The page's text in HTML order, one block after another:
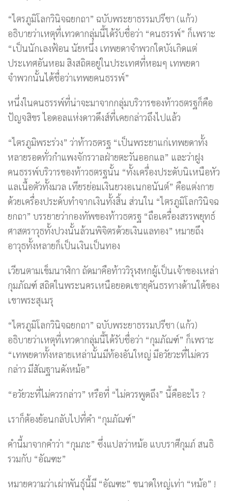
“ไตรภูมิโลกวินิจฉยกถา” ฉบับพระยาธรรมปรีชา (แก้ว)
อธิบายว่าเหตุที่เทวดากลุ่มนี้ได้รับชื่อว่า “คนธรรพ์” ก็เพราะ
“เป็นนักเลงฟ้อน นัยหนึ่ง เทพยดาจำพวกใดบังเกิดแต่
ประเทศอันหอม สิงสถิตอยู่ในประเทศที่หอมๆ เทพยดา
จำพวกนั้นได้ชื่อว่าเทพยคนธรรพ์”
หนึ่งในคนธรรพ์ที่น่าจะมาจากกลุ่มบริวารของท้าวธตรฐก็คือ
ปัญจสิขร ไอดอลแห่งดาวดึงส์ที่เคยกล่าวถึงไปแล้ว
“ไตรภูมิพระร่วง” ว่าท้าวธตรฐ “เป็นพระยาแก่เทพยดาทั้ง
หลายรอดทั่วกำแพงจักรวาลฝ่ายตะวันออกแล” และว่าฝูง
คนธรรพ์บริวารของท้าวธตรฐนั้น “ทั้งเครื่องประดับนิเหนือหัว
แลเนื้อตัวทั้งมวล เทียรย่อมเงินยวงอเนกอนันต์” คือแต่งกาย
ด้วยเครื่องประดับทำจากเงินทั้งสิ้น ส่วนใน “ไตรภูมิโลกวินิจฉ
ยกถา” บรรยายว่ากองทัพของท้าวธตรฐ “ถือเครื่องสรรพยุทธ์
ศาสตราวุธทั้งปวงนั้นล้วนพิจิตรด้วยเงินแลทอง” หมายถึง
อาวุธทั้งหลายก็เป็นเงินเป็นทอง
เวียนตามเข็มนาฬิกา ถัดมาคือท้าววิรุฬหกผู้เป็นเจ้าของเหล่า
กุมภัณฑ์ สถิตในพระนครเหนือยอดเขายุคันธรทางด้านใต้ของ
เขาพระสุเมรุ
“ไตรภูมิโลกวินิจฉยกถา” ฉบับพระยาธรรมปรีชา (แก้ว)
อธิบายว่าเหตุที่เทวดากลุ่มนี้ได้รับชื่อว่า “กุมภัณฑ์” ก็เพราะ
“เทพยดาทั้งหลายเหล่านั้นมีท้องอันใหญ่ มีอวัยวะที่ไม่ควร
กล่าว มีสัณฐานดังหม้อ”
“อวัยวะที่ไม่ควรกล่าว” หรือที่ “ไม่ควรพูดถึง” นี้คืออะไร ?
เราก็ต้องย้อนกลับไปที่คำ “กุมภัณฑ์”
คำนี้มาจากคำว่า “กุมภะ” ซึ่งแปลว่าหม้อ แบบราศีกุมภ์ สนธิ
รวมกับ “อัณฑะ”
หมายความว่าเผ่าพันธุ์นี้มี “อัณฑะ” ขนาดใหญ่เท่า “หม้อ” !